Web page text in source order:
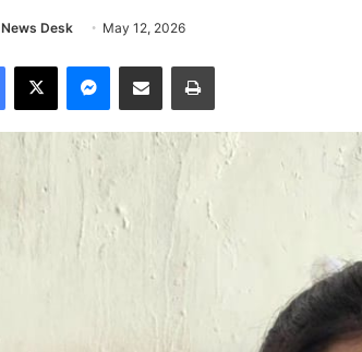
News Desk May 12, 2026
Facebook
X Messenger
Share via Email Print